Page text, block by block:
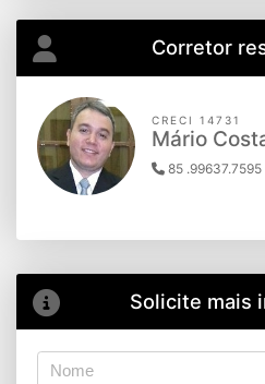
Corretor
CRECI 14731
Mário
85 .99637.7595
Solicite mais